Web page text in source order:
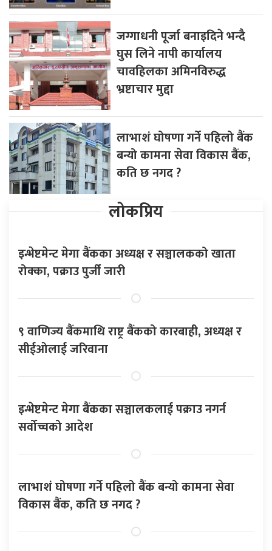
जग्गाधनी पूर्जा बनाइदिने भन्दै
घुस लिने नापी कार्यालय
चावहिलका अमिनविरुद्ध
भ्रष्टाचार मुद्दा
लाभाशं घोषणा गर्ने पहिलो बैंक
बन्यो कामना सेवा विकास बैंक,
कति छ नगद ?
लोकप्रिय
इन्भेष्टमेन्ट मेगा बैंकका अध्यक्ष र सञ्चालकको खाता
रोक्का, पक्राउ पुर्जी जारी
९ वाणिज्य बैंकमाथि राष्ट्र बैंकको कारबाही, अध्यक्ष र
सीईओलाई जरिवाना
इन्भेष्टमेन्ट मेगा बैंकका सञ्चालकलाई पक्राउ नगर्न
सर्वोच्चको आदेश
लाभाशं घोषणा गर्ने पहिलो बैंक बन्यो कामना सेवा
विकास बैंक, कति छ नगद ?